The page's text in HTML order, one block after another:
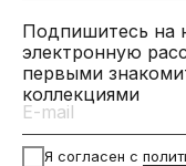
Подпишитесь на
электронную
первыми
коллекциями
Я согласен с